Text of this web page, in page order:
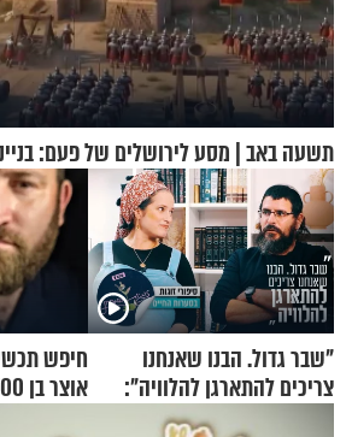
תשעה באב | מסע לירושלים של פעם:
"שבר גדול. הבנו שאנחנו
צריכים להתארגן להלוויה":
זוגיות במבחן, הפעם עם מרים
חיפש
אוצר בן 2,500 שנה